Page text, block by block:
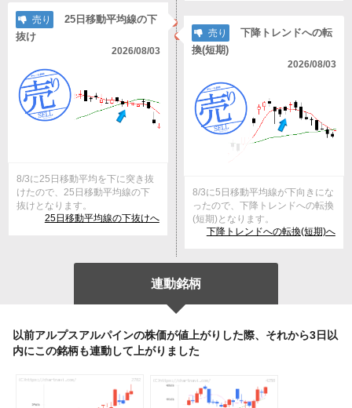
売り
25日移動平均線の下
抜け
2026/08/03
8/3に25日移動平均を下に突き抜
けたので、25日移動平均線の下
抜けとなります。
25日移動平均線の下抜けへ
売り
下降トレンドへの転
換(短期)
2026/08/03
8/3に5日移動平均線が下向きにな
ったので、下降トレンドへの転換
(短期)となります。
下降トレンドへの転換(短期)へ
連動銘柄
以前アルプスアルパインの株価が値上がりした際、それから3日以
内にこの銘柄も連動して上がりました